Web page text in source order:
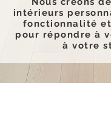
intérieurs
fonctionnalité
pour répondre à
à votre